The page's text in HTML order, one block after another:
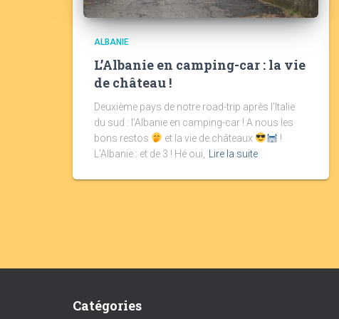
ALBANIE
L’Albanie en camping-car : la vie
de château !
Deuxième pays de notre road-trip après l’Italie
du sud : l’Albanie en camping-car ! A nous les
bons restos
et la vie de châteaux
!
L’Albanie : et de 3 ! Hé oui,
Lire la suite
Catégories